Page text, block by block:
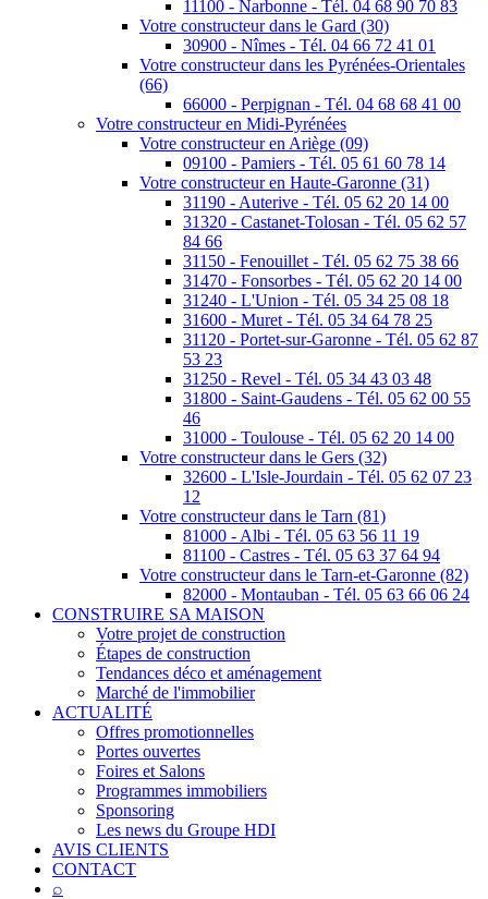
11100 - Narbonne - Tél. 04 68 90 70 83
Votre constructeur dans le Gard (30)
30900 - Nîmes - Tél. 04 66 72 41 01
Votre constructeur dans les Pyrénées-Orientales
(66)
66000 - Perpignan - Tél. 04 68 68 41 00
Votre constructeur en Midi-Pyrénées
Votre constructeur en Ariège (09)
09100 - Pamiers - Tél. 05 61 60 78 14
Votre constructeur en Haute-Garonne (31)
31190 - Auterive - Tél. 05 62 20 14 00
31320 - Castanet-Tolosan - Tél. 05 62 57
84 66
31150 - Fenouillet - Tél. 05 62 75 38 66
31470 - Fonsorbes - Tél. 05 62 20 14 00
31240 - L'Union - Tél. 05 34 25 08 18
31600 - Muret - Tél. 05 34 64 78 25
31120 - Portet-sur-Garonne - Tél. 05 62 87
53 23
31250 - Revel - Tél. 05 34 43 03 48
31800 - Saint-Gaudens - Tél. 05 62 00 55
46
31000 - Toulouse - Tél. 05 62 20 14 00
Votre constructeur dans le Gers (32)
32600 - L'Isle-Jourdain - Tél. 05 62 07 23
12
Votre constructeur dans le Tarn (81)
81000 - Albi - Tél. 05 63 56 11 19
81100 - Castres - Tél. 05 63 37 64 94
Votre constructeur dans le Tarn-et-Garonne (82)
82000 - Montauban - Tél. 05 63 66 06 24
CONSTRUIRE SA MAISON
Votre projet de construction
Étapes de construction
Tendances déco et aménagement
Marché de l'immobilier
ACTUALITÉ
Offres promotionnelles
Portes ouvertes
Foires et Salons
Programmes immobiliers
Sponsoring
Les news du Groupe HDI
AVIS CLIENTS
CONTACT
⌕